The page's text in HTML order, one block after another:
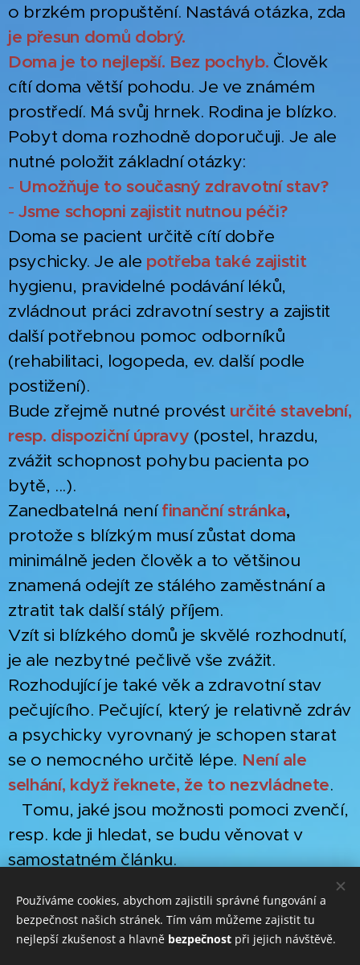
o brzkém propuštění. Nastává otázka, zda
je přesun domů dobrý.
Doma je to nejlepší. Bez pochyb. Člověk
cítí doma větší pohodu. Je ve známém
prostředí. Má svůj hrnek. Rodina je blízko.
Pobyt doma rozhodně doporučuji. Je ale
nutné položit základní otázky:
- Umožňuje to současný zdravotní stav?
- Jsme schopni zajistit nutnou péči?
Doma se pacient určitě cítí dobře
psychicky. Je ale potřeba také zajistit
hygienu, pravidelné podávání léků,
zvládnout práci zdravotní sestry a zajistit
další potřebnou pomoc odborníků
(rehabilitaci, logopeda, ev. další podle
postižení).
Bude zřejmě nutné provést určité stavební,
resp. dispoziční úpravy (postel, hrazdu,
zvážit schopnost pohybu pacienta po
bytě, ...).
Zanedbatelná není finanční stránka,
protože s blízkým musí zůstat doma
minimálně jeden člověk a to většinou
znamená odejít ze stálého zaměstnání a
ztratit tak další stálý příjem.
Vzít si blízkého domů je skvělé rozhodnutí,
je ale nezbytné pečlivě vše zvážit.
Rozhodující je také věk a zdravotní stav
pečujícího. Pečující, který je relativně zdráv
a psychicky vyrovnaný je schopen starat
se o nemocného určitě lépe. Není ale
selhání, když řeknete, že to nezvládnete.
Tomu, jaké jsou možnosti pomoci zvenčí,
resp. kde ji hledat, se budu věnovat v
samostatném článku.
Share
Používáme cookies, abychom zajistili správné fungování a
bezpečnost našich stránek. Tím vám můžeme zajistit tu
nejlepší zkušenost a hlavně bezpečnost při jejich návštěvě.